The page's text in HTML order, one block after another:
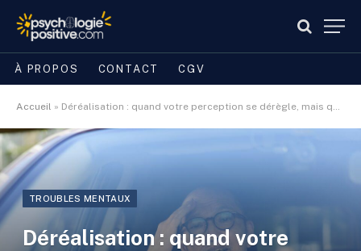
À PROPOS CONTACT CGV
Accueil » Déréalisation : quand votre perception se dérègle, mais que la réalité ne disparaît pas
TROUBLES MENTAUX
Déréalisation : quand votre